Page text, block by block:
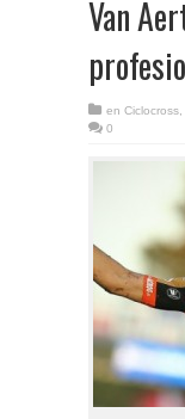
Van
en Ciclocross
0